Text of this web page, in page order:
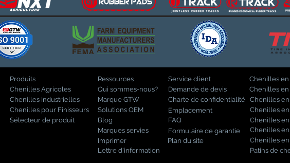
Produits
Chenilles Agricoles
Chenilles Industrielles
Chenilles pour Finisseurs
Sélecteur de produit
Service client
Ressources
Qui sommes-nous?
Marque GTW
Solutions OEM
Blog
Marques servies
Imprimer
Lettre d'information
Demande de devis
Charte de confidentialité
Emplacement
FAQ
Formulaire de garantie
Plan du site
Chenilles
Chenilles
Chenilles
Chenilles
Chenilles
Chenilles
Chenilles
Patins de